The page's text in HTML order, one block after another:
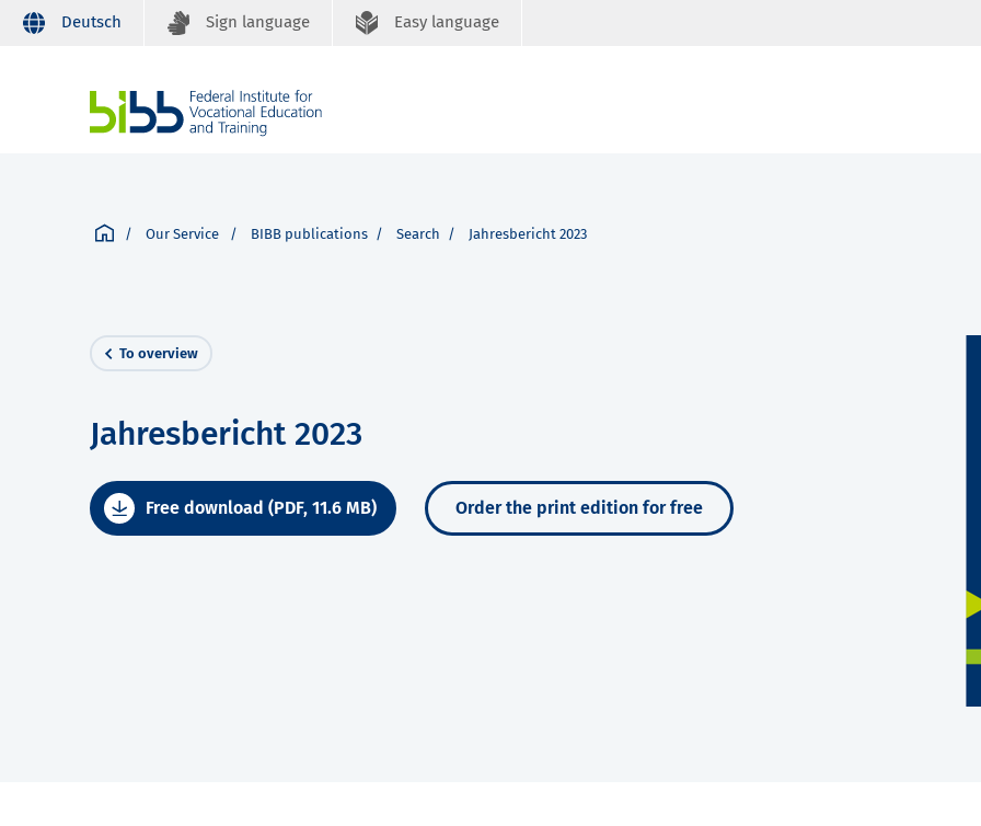
Deutsch Sign language Easy language
Our Service BIBB publications Search Jahresbericht 2023
To overview
Jahresbericht 2023
Free download (PDF, 11.6 MB) Order the print edition for free